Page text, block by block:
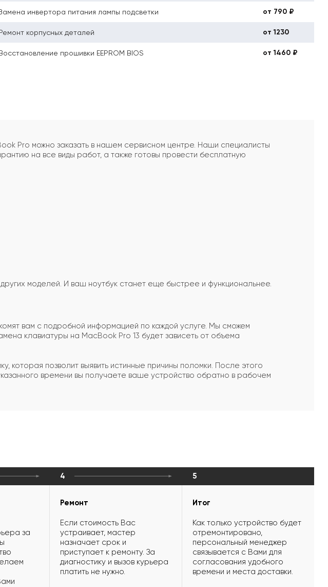
инвертора питания лампы подсветки от 790 ₽
корпусных деталей от 1230
прошивки EEPROM BIOS от 1460 ₽
Pro можно заказать в нашем сервисном центре. Наши специалисты
на все виды работ, а также готовы провести бесплатную
моделей. И ваш ноутбук станет еще быстрее и функциональнее.
вам с подробной информацией по каждой услуге. Мы сможем
клавиатуры на MacBook Pro 13 будет зависеть от объема
которая позволит выявить истинные причины поломки. После этого
времени вы получаете ваше устройство обратно в рабочем
за
4
Ремонт
Если стоимость Вас
устраивает, мастер
назначает срок и
приступает к ремонту. За
диагностику и вызов курьера
платить не нужно.
5
Итог
Как только устройство будет
отремонтировано,
персональный менеджер
связывается с Вами для
согласования удобного
времени и места доставки.